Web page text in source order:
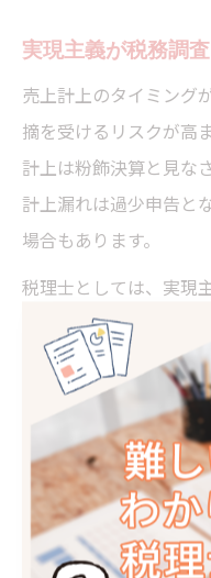
実現主義が税務調
売上計上のタイミング
摘を受けるリスクが高
計上は粉飾決算と見な
計上漏れは過少申告と
場合もあります。
税理士としては、実現
に定め、帳簿や証憑書
す。税務調査では、
ェックされるため、日
を確保しましょう。
売上計上の実現主
企業会計原則に基づ